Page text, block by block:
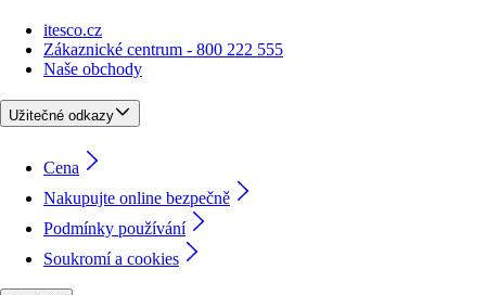
itesco.cz
Zákaznické centrum - 800 222 555
Naše obchody
Užitečné odkazy
Cena
Nakupujte online bezpečně
Podmínky používání
Soukromí a cookies